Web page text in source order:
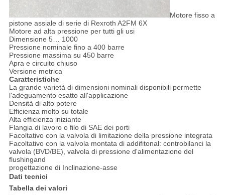
Motore fisso a
pistone assiale di serie di Rexroth A2FM 6X
Motore ad alta pressione per tutti gli usi
Dimensione 5… 1000
Pressione nominale fino a 400 barre
Pressione massima su 450 barre
Apra e circuito chiuso
Versione metrica
Caratteristiche
La grande varietà di dimensioni nominali disponibili permette
l'adeguamento esatto all'applicazione
Densità di alto potere
Efficienza molto su totale
Alta efficienza iniziante
Flangia di lavoro o filo di SAE dei porti
Facoltativo con la valvola di limitazione della pressione integrata
Facoltativo con la valvola montata di addifitonal: controbilanci la
valvola (BVD/BE), valvola di pressione d'alimentazione del
flushingand
progettazione di Inclinazione-asse
Dati tecnici
Tabella dei valori